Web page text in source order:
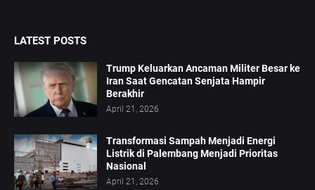
LATEST POSTS
Trump Keluarkan Ancaman Militer Besar ke
Iran Saat Gencatan Senjata Hampir
Berakhir
April 21, 2026
Transformasi Sampah Menjadi Energi
Listrik di Palembang Menjadi Prioritas
Nasional
April 21, 2026